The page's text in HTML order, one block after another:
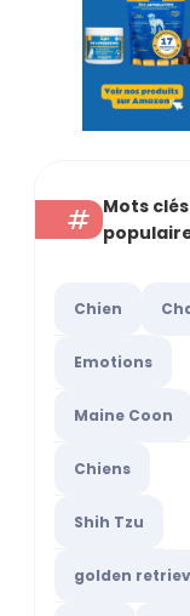
Mots clés
Chien
Emotions
Maine Coon
Chiens
Shih Tzu
golden